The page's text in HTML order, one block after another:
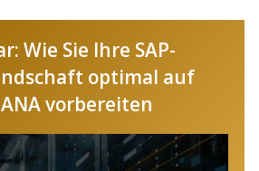
Wie Sie Ihre SAP-
optimal auf
vorbereiten